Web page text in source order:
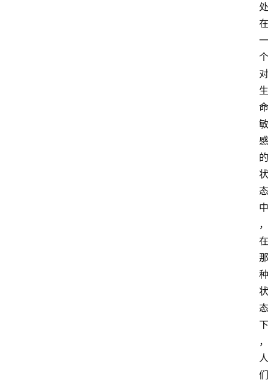
处
在
一
个
对
生
命
敏
感
的
状
态
中
，
在
那
种
状
态
下
，
人
们